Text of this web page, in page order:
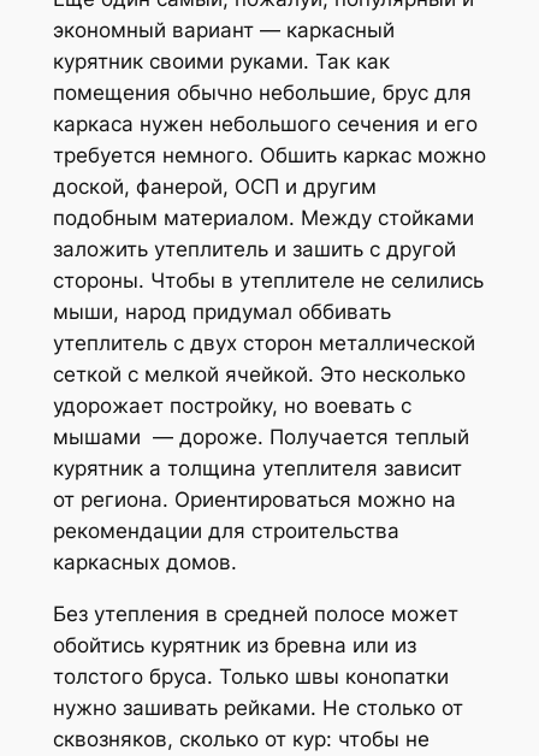
экономный вариант — каркасный
курятник своими руками. Так как
помещения обычно небольшие, брус для
каркаса нужен небольшого сечения и его
требуется немного. Обшить каркас можно
доской, фанерой, ОСП и другим
подобным материалом. Между стойками
заложить утеплитель и зашить с другой
стороны. Чтобы в утеплителе не селились
мыши, народ придумал оббивать
утеплитель с двух сторон металлической
сеткой с мелкой ячейкой. Это несколько
удорожает постройку, но воевать с
мышами — дороже. Получается теплый
курятник а толщина утеплителя зависит
от региона. Ориентироваться можно на
рекомендации для строительства
каркасных домов.
Без утепления в средней полосе может
обойтись курятник из бревна или из
толстого бруса. Только швы конопатки
нужно зашивать рейками. Не столько от
сквозняков, сколько от кур: чтобы не